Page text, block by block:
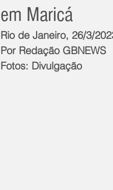
em Maricá
Rio de Janeiro, 26/3/
Por Redação GBNEWS
Fotos: Divulgação